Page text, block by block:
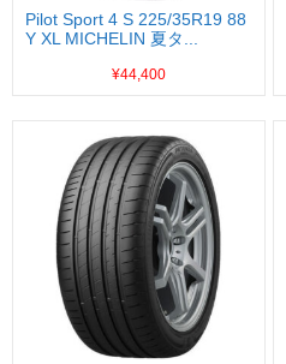
Pilot Sport 4 S 225/35R19 88
Y XL MICHELIN 夏タ...
¥44,400